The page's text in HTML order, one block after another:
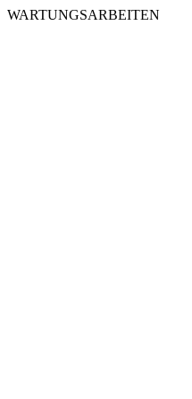
WARTUNGSARBEITEN